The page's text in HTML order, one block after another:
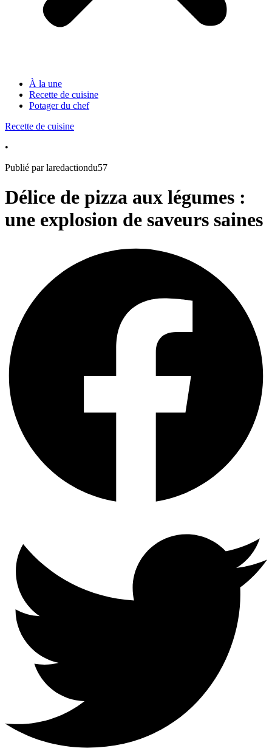
À la une
Recette de cuisine
Potager du chef
Recette de cuisine
•
Publié par laredactiondu57
Délice de pizza aux légumes :
une explosion de saveurs saines